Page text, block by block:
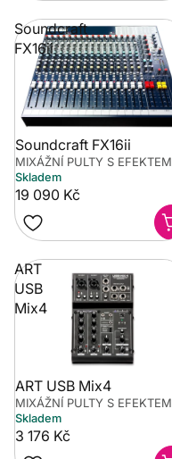
Soundcraft
FX16ii
Soundcraft FX16ii
MIXÁŽNÍ PULTY S EFEKTEM
Skladem
19 090 Kč
ART
USB
Mix4
ART USB Mix4
MIXÁŽNÍ PULTY S EFEKTEM
Skladem
3 176 Kč